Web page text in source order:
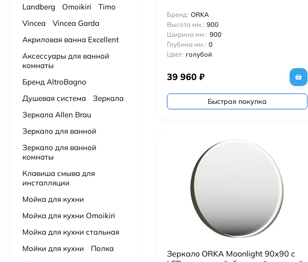
Бренд: ORKA
Высота мм.: 900
Ширина мм.: 900
Глубина мм.: 0
Цвет: голубой
39 960 ₽
Быстрая покупка
Зеркало ORKA Moonlight 90x90 c
12 780₽ 14 200₽
14 000₽
9 900₽
Landberg
Omoikiri
Timo
Vincea
Vincea Garda
Акриловая ванна Excellent
Аксессуары для ванной
комнаты
Бренд AltroBagno
Душевая система
Зеркала
Зеркала Allen Brau
Зеркало для ванной
Зеркало для ванной
комнаты
Клавиша смыва для
инсталляции
Мойка для кухни
Мойка для кухни Omoikiri
Мойка для кухни стальная
Мойки для кухни
Полка